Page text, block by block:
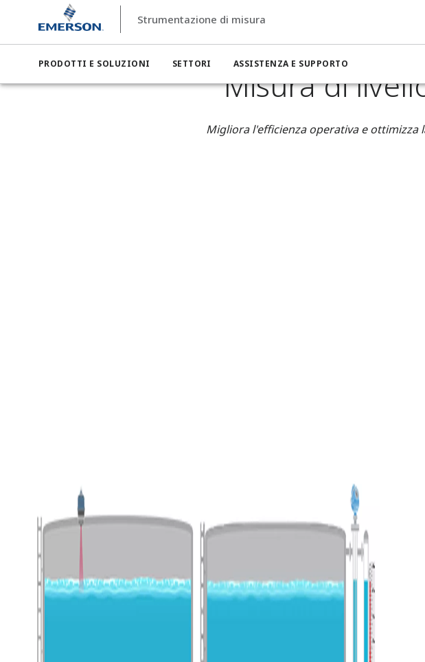
Strumentazione di misura
PRODOTTI E SOLUZIONI SETTORI ASSISTENZA E SUPPORTO
Strumentazione di misura
Misura di
Migliora l'efficienza operativa e